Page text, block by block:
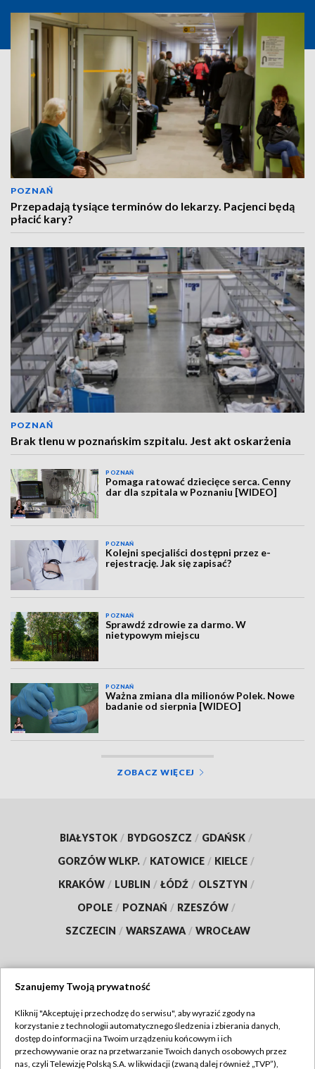
POZNAŃ
Przepadają tysiące terminów do lekarzy. Pacjenci będą
płacić kary?
POZNAŃ
Brak tlenu w poznańskim szpitalu. Jest akt oskarżenia
POZNAŃ
Pomaga ratować dziecięce serca. Cenny
dar dla szpitala w Poznaniu [WIDEO]
POZNAŃ
Kolejni specjaliści dostępni przez e-
rejestrację. Jak się zapisać?
POZNAŃ
Sprawdź zdrowie za darmo. W
nietypowym miejscu
POZNAŃ
Ważna zmiana dla milionów Polek. Nowe
badanie od sierpnia [WIDEO]
ZOBACZ WIĘCEJ
BIAŁYSTOK / BYDGOSZCZ / GDAŃSK /
GORZÓW WLKP. / KATOWICE / KIELCE /
KRAKÓW / LUBLIN / ŁÓDŹ / OLSZTYN /
OPOLE / POZNAŃ / RZESZÓW /
SZCZECIN / WARSZAWA / WROCŁAW
TVP
Abonament TVP
Regulamin TVP
Szanujemy Twoją prywatność
Kliknij "Akceptuję i przechodzę do serwisu", aby wyrazić zgody na
korzystanie z technologii automatycznego śledzenia i zbierania danych,
dostęp do informacji na Twoim urządzeniu końcowym i ich
przechowywanie oraz na przetwarzanie Twoich danych osobowych przez
nas, czyli Telewizję Polską S.A. w likwidacji (zwaną dalej również „TVP”),